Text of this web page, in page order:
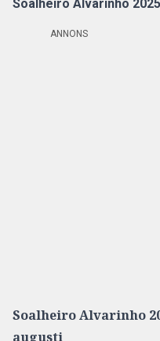
Soalheiro Alvarinho 2025
ANNONS
Soalheiro Alvarinho
augusti